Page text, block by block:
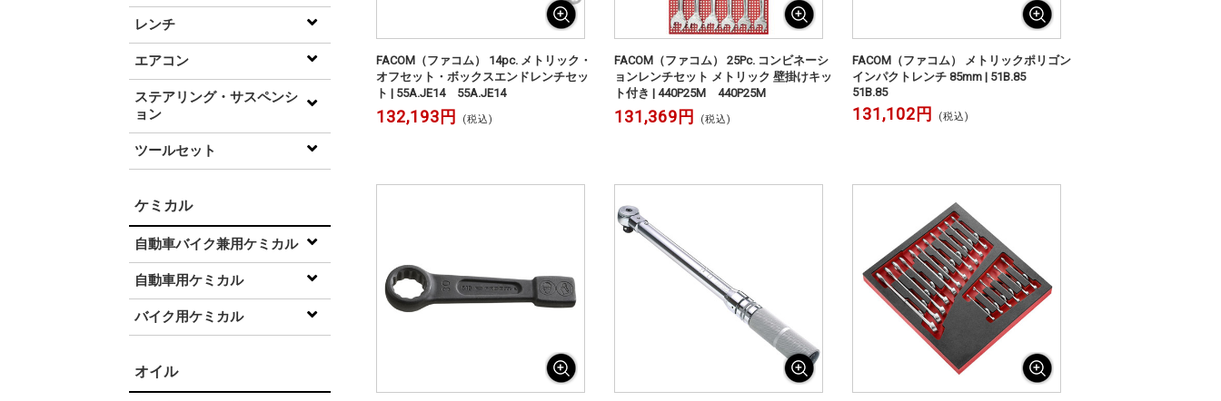
レンチ
エアコン
ステアリング・サスペンシ
ョン
ツールセット
ケミカル
自動車バイク兼用ケミカル
自動車用ケミカル
バイク用ケミカル
オイル
FACOM（ファコム） 14pc. メトリック・
オフセット・ボックスエンドレンチセッ
ト | 55A.JE14 55A.JE14
132,193円 (税込)
FACOM（ファコム） 25Pc. コンビネーシ
ョンレンチセット メトリック 壁掛けキッ
ト付き | 440P25M 440P25M
131,369円 (税込)
FACOM（ファコム） メトリックポリゴン
インパクトレンチ 85mm | 51B.85
51B.85
131,102円 (税込)